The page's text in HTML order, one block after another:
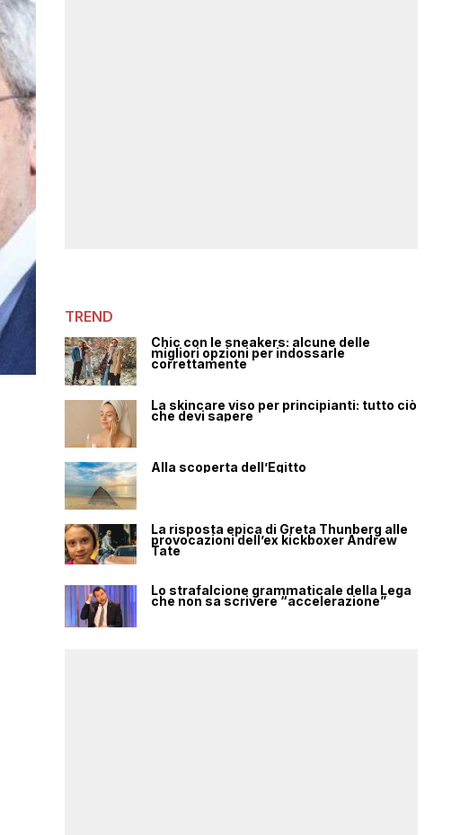
TREND
Chic con le sneakers: alcune delle
migliori opzioni per indossarle
correttamente
La skincare viso per principianti: tutto ciò
che devi sapere
Alla scoperta dell’Egitto
La risposta epica di Greta Thunberg alle
provocazioni dell’ex kickboxer Andrew
Tate
Lo strafalcione grammaticale della Lega
che non sa scrivere “accelerazione”